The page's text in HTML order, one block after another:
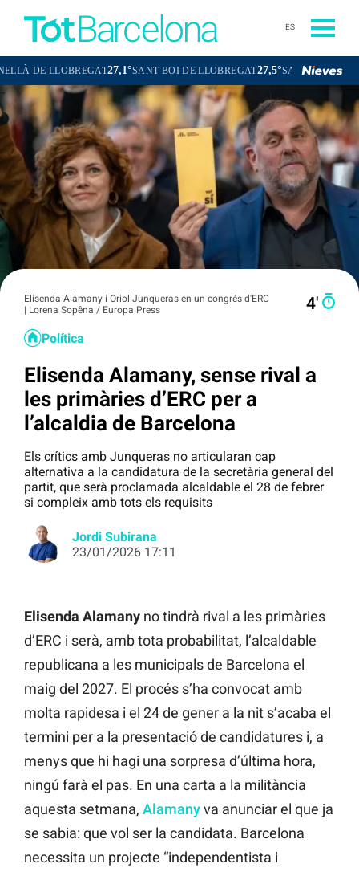
ES
27,1°SANT BOI DE LLOBREGAT27,5°SANT CUGAT DEL VALLÈS
Elisenda Alamany i Oriol Junqueras en un congrés d'ERC
| Lorena Sopêna / Europa Press
4′
Política
Elisenda Alamany, sense rival a
les primàries d’ERC per a
l’alcaldia de Barcelona
Els crítics amb Junqueras no articularan cap
alternativa a la candidatura de la secretària general del
partit, que serà proclamada alcaldable el 28 de febrer
si compleix amb tots els requisits
Jordi Subirana
23/01/2026 17:11
Elisenda Alamany no tindrà rival a les primàries
d’ERC i serà, amb tota probabilitat, l’alcaldable
republicana a les municipals de Barcelona el
maig del 2027. El procés s’ha convocat amb
molta rapidesa i el 24 de gener a la nit s’acaba el
termini per a la presentació de candidatures i, a
menys que hi hagi una sorpresa d’última hora,
ningú farà el pas. En una carta a la militància
aquesta setmana, Alamanyva anunciar el que ja
se sabia: que vol ser la candidata. Barcelona
necessita un projecte “independentista i